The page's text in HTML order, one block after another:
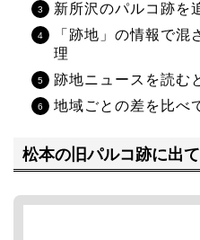
新所沢のパルコ跡を
「跡地」の情報で
理
跡地ニュースを読む
地域ごとの差を比べ
松本の旧パルコ跡に出